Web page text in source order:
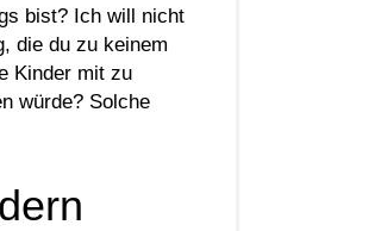
bist? Ich will nicht
die du zu keinem
Kinder mit zu
würde? Solche